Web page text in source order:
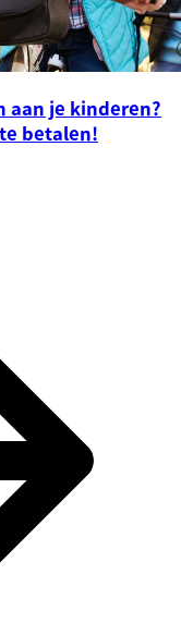
aan je kinderen?
betalen!